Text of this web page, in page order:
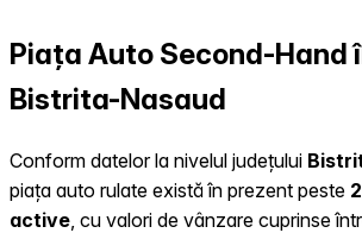
Piața Auto Second-Hand
Bistrita-Nasaud
Conform datelor la nivelul județului
piața auto rulate există în prezent peste
active , cu valori de vânzare cuprinse